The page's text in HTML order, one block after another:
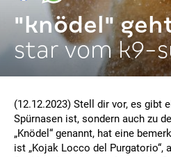
"knödel"
star vom k9-
(12.12.2023) Stell dir vor, es gibt
Spürnasen ist, sondern auch zu
„Knödel“ genannt, hat eine
ist „Kojak Locco del Purgatorio“,